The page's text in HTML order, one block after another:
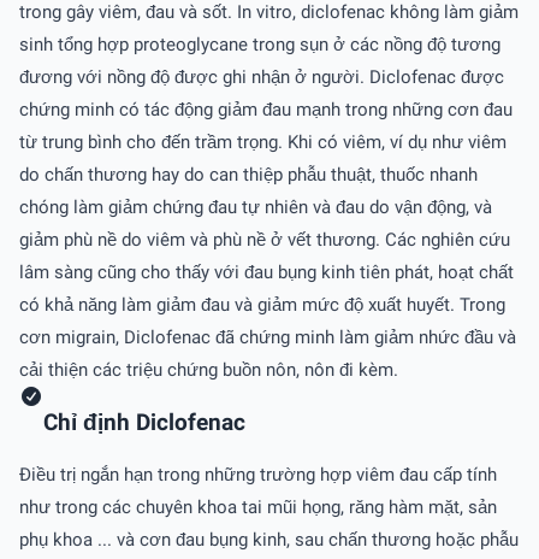
trong gây viêm, đau và sốt. In vitro, diclofenac không làm giảm
sinh tổng hợp proteoglycane trong sụn ở các nồng độ tương
đương với nồng độ được ghi nhận ở người. Diclofenac được
chứng minh có tác động giảm đau mạnh trong những cơn đau
từ trung bình cho đến trầm trọng. Khi có viêm, ví dụ như viêm
do chấn thương hay do can thiệp phẫu thuật, thuốc nhanh
chóng làm giảm chứng đau tự nhiên và đau do vận động, và
giảm phù nề do viêm và phù nề ở vết thương. Các nghiên cứu
lâm sàng cũng cho thấy với đau bụng kinh tiên phát, hoạt chất
có khả năng làm giảm đau và giảm mức độ xuất huyết. Trong
cơn migrain, Diclofenac đã chứng minh làm giảm nhức đầu và
cải thiện các triệu chứng buồn nôn, nôn đi kèm.
Chỉ định Diclofenac
Ðiều trị ngắn hạn trong những trường hợp viêm đau cấp tính
như trong các chuyên khoa tai mũi họng, răng hàm mặt, sản
phụ khoa ... và cơn đau bụng kinh, sau chấn thương hoặc phẫu